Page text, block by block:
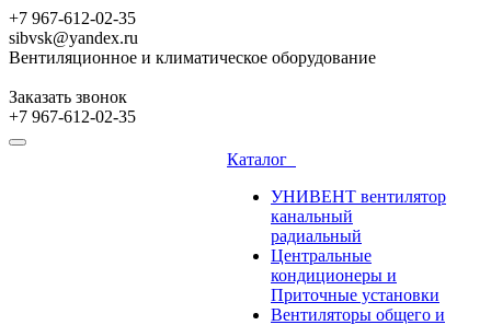
+7 967-612-02-35
sibvsk@yandex.ru
Вентиляционное и климатическое оборудование
Заказать звонок
+7 967-612-02-35
Каталог
УНИВЕНТ вентилятор
канальный
радиальный
Центральные
кондиционеры и
Приточные установки
Вентиляторы общего и